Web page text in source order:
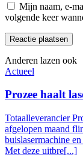
Mijn naam, e-
volgende keer
Anderen lazen ook
Actueel
Prozee haalt
Totaalleverancier
afgelopen maand
buislasermachine
Met deze uitbre[...]